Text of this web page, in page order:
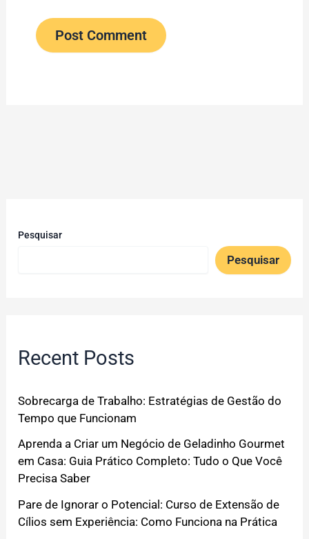
Pesquisar
Pesquisar
Recent Posts
Sobrecarga de Trabalho: Estratégias de Gestão do
Tempo que Funcionam
Aprenda a Criar um Negócio de Geladinho Gourmet
em Casa: Guia Prático Completo: Tudo o Que Você
Precisa Saber
Pare de Ignorar o Potencial: Curso de Extensão de
Cílios sem Experiência: Como Funciona na Prática